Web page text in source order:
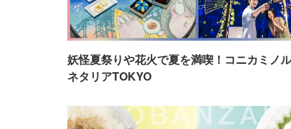
妖怪夏祭りや花火で夏を満喫！コニカミノ
ネタリアTOKYO